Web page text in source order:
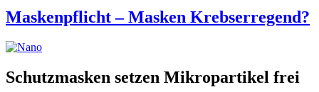
Maskenpflicht – Masken Krebserregend?
Schutzmasken setzen Mikropartikel frei